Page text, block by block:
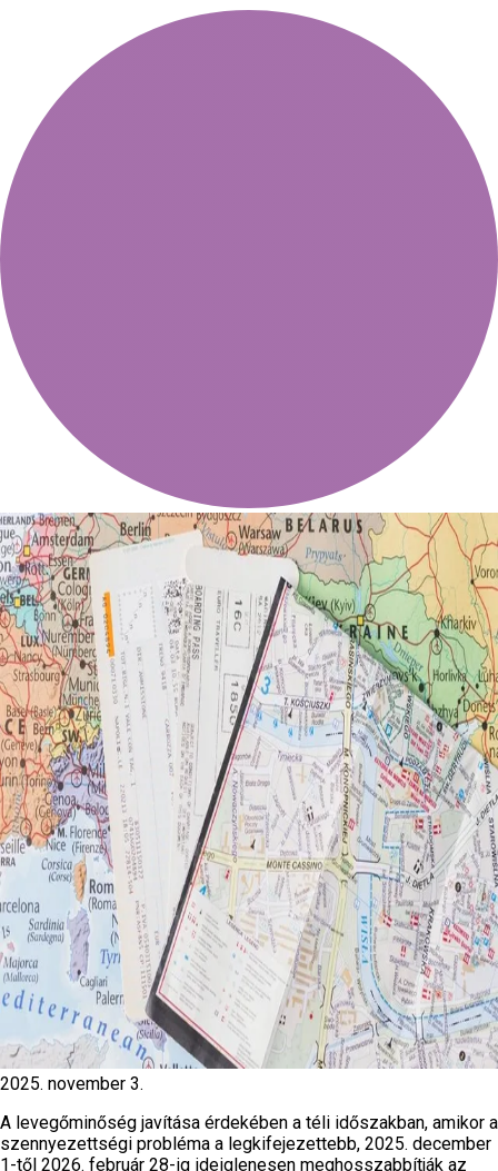
2025. november 3.
A levegőminőség javítása érdekében a téli időszakban, amikor a
szennyezettségi probléma a legkifejezettebb, 2025. december
1-től 2026. február 28-ig ideiglenesen meghosszabbítják az